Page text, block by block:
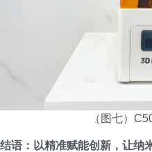
（图七）
结语：以精准赋能创新，让纳